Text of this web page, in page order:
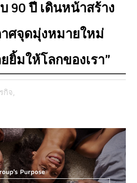
90 ปี เดินหน้าสร้าง
ศจุดมุ่งหมายใหม่
ยิ้มให้โลกของเรา”
กิจ,